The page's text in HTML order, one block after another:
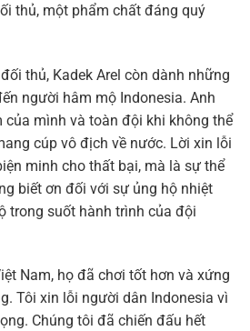
thủ, một phẩm chất đáng quý
thủ, Kadek Arel còn dành những
người hâm mộ Indonesia. Anh
mình và toàn đội khi không thể
cúp vô địch về nước. Lời xin lỗi
minh cho thất bại, mà là sự thể
biết ơn đối với sự ủng hộ nhiệt
trong suốt hành trình của đội
Nam, họ đã chơi tốt hơn và xứng
Tôi xin lỗi người dân Indonesia vì
Chúng tôi đã chiến đấu hết